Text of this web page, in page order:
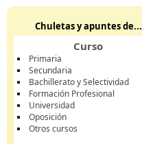
Chuletas y apuntes de...
Curso
Primaria
Secundaria
Bachillerato y Selectividad
Formación Profesional
Universidad
Oposición
Otros cursos